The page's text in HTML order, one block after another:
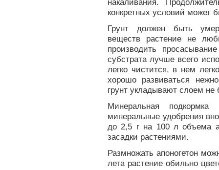
накаливания.
конкретных условий может
Грунт должен быть
веществ растение не
производить
субстрата лучше всего
легко чистится, в нем
хорошо развиваться
грунт укладывают слоем не
Минеральная
минеральные удобрения
до 2,5 г на 100 л объема
засадки растениями.
Размножать апоногетон
лета растение обильно